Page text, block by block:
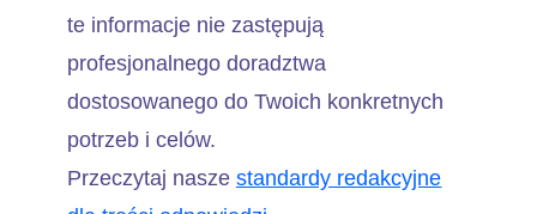
te informacje nie zastępują
profesjonalnego doradztwa
dostosowanego do Twoich konkretnych
potrzeb i celów.
Przeczytaj nasze standardy redakcyjne